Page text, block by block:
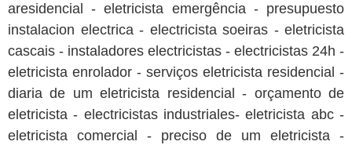
aresidencial - eletricista emergência - presupuesto
instalacion electrica - electricista soeiras - eletricista
cascais - instaladores electricistas - electricistas 24h -
eletricista enrolador - serviços eletricista residencial -
diaria de um eletricista residencial - orçamento de
eletricista - electricistas industriales- eletricista abc -
eletricista comercial - preciso de um eletricista -